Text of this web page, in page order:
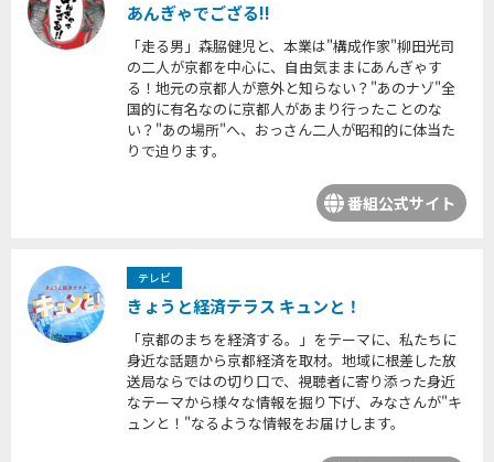
あんぎゃでござる!!
「走る男」森脇健児と、本業は"構成作家"柳田光司
の二人が京都を中心に、自由気ままにあんぎゃす
る！地元の京都人が意外と知らない？"あのナゾ"全
国的に有名なのに京都人があまり行ったことのな
い？"あの場所"へ、おっさん二人が昭和的に体当た
りで迫ります。
番組公式サイト
テレビ
きょうと経済テラス キュンと！
「京都のまちを経済する。」をテーマに、私たちに
身近な話題から京都経済を取材。地域に根差した放
送局ならではの切り口で、視聴者に寄り添った身近
なテーマから様々な情報を掘り下げ、みなさんが"キ
ュンと！"なるような情報をお届けします。